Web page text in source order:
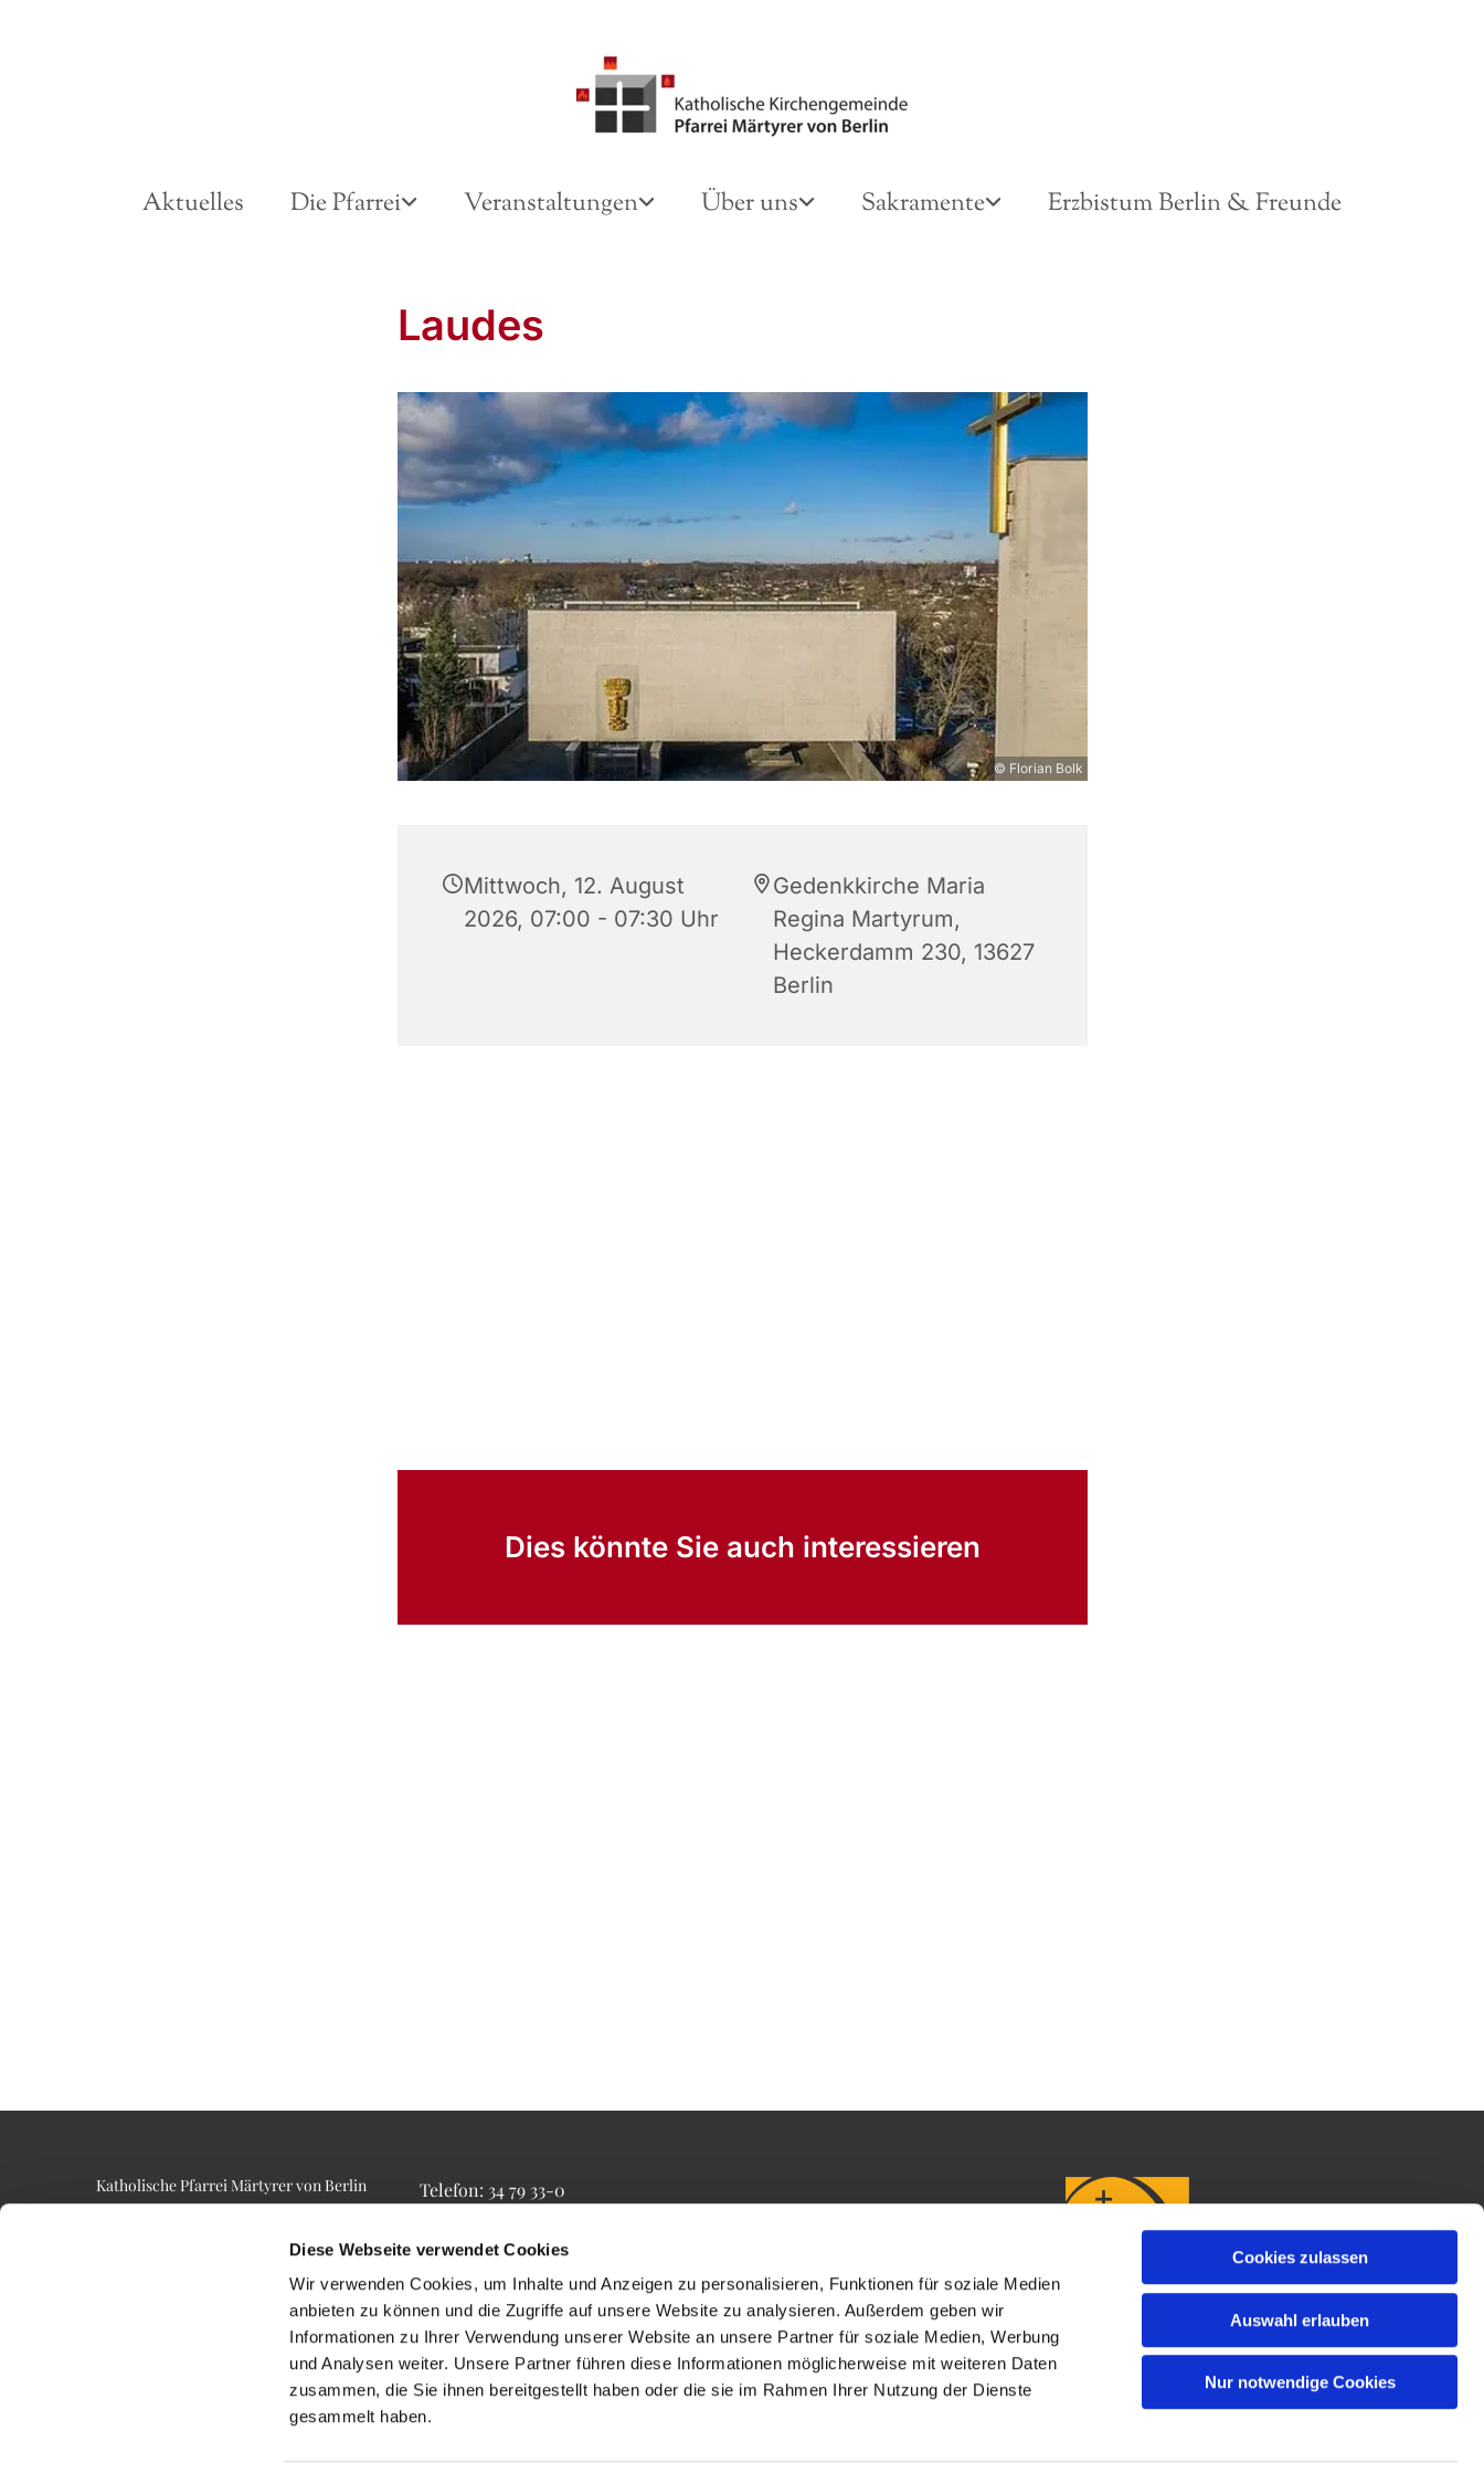
Diese Webseite verwendet Cookies
Wir verwenden Cookies, um Inhalte und Anzeigen zu personalisieren, Funktionen für soziale Medien
anbieten zu können und die Zugriffe auf unsere Website zu analysieren. Außerdem geben wir
Informationen zu Ihrer Verwendung unserer Website an unsere Partner für soziale Medien, Werbung
und Analysen weiter. Unsere Partner führen diese Informationen möglicherweise mit weiteren Daten
zusammen, die Sie ihnen bereitgestellt haben oder die sie im Rahmen Ihrer Nutzung der Dienste
gesammelt haben.
Cookies zulassen
Auswahl erlauben
Nur notwendige Cookies
Aktuelles Die Pfarrei Veranstaltungen Über uns Sakramente Erzbistum Berlin & Freunde
Laudes
© Florian Bolk
Mittwoch, 12. August
2026, 07:00 - 07:30 Uhr
Gedenkkirche Maria
Regina Martyrum,
Heckerdamm 230, 13627
Berlin
Dies könnte Sie auch interessieren
Katholische Pfarrei Märtyrer von Berlin
Alt-Lietzow 23
Telefon: 34 79 33-0
Email: pfarrbuero@maertyrer-von-berlin.de
Impressum ChurchDesk-Login